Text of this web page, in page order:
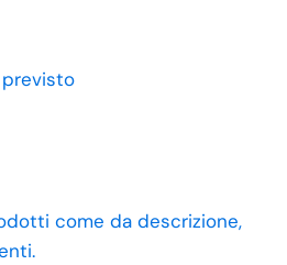
come da descrizione,